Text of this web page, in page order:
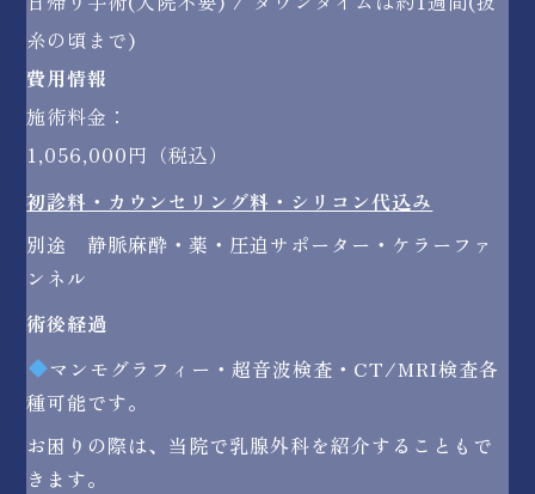
糸の頃まで)
費用情報
施術料金：
1,056,000円（税込）
初診料・カウンセリング料・シリコン代込み
別途 静脈麻酔・薬・圧迫サポーター・ケラーファ
ンネル
術後経過
マンモグラフィー・超音波検査・CT/MRI検査各
種可能です。
お困りの際は、当院で乳腺外科を紹介することもで
きます。